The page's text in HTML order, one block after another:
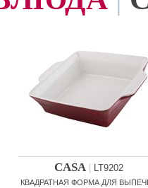
CASA LT9202
КВАДРАТНАЯ ФОРМА ДЛЯ